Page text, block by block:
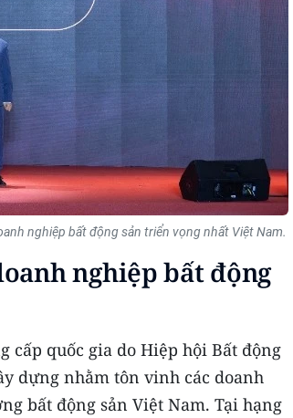
nghiệp bất động sản triển vọng nhất Việt Nam.
nghiệp bất động
cấp quốc gia do Hiệp hội Bất động
dựng nhằm tôn vinh các doanh
bất động sản Việt Nam. Tại hạng